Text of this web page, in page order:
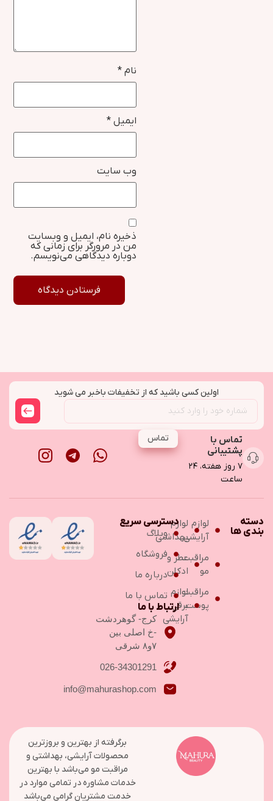
نام *
ایمیل *
وب‌ سایت
ذخیره نام، ایمیل و وبسایت
من در مرورگر برای زمانی که
دوباره دیدگاهی می‌نویسم.
اولین کسی باشید که از تخفیفات باخبر می شوید
تماس با
پشتیبانی
۷ روز هفته، ۲۴
ساعت
تماس
دسته
بندی ها
لوازم
آرایشی
مراقبت
مو
مراقبت
پوست
لوازم
بهداشتی
عطر و
ادکلن
لوازم
برقی
آرایشی
دسترسی سریع
وبلاگ
فروشگاه
درباره ما
تماس با ما
ارتباط با ما
کرج- گوهردشت
-خ اصلی بین
۷و۸ شرقی
026-34301291
info@mahurashop.com
برگرفته از بهترین و بروزترین
محصولات آرایشی، بهداشتی و
مراقبت مو می‌باشد با بهترین
خدمات مشاوره در تمامی موارد در
خدمت مشتریان گرامی می‌باشد